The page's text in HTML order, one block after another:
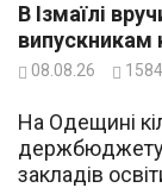
В Ізмаїлі
випускникам
08.08.26
На Одещині
держбюджету
закладів